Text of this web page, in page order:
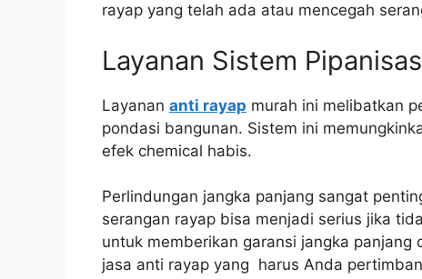
rayap yang telah ada atau mencegah
Layanan Sistem
Layanan anti rayap murah ini melibatkan
pondasi bangunan. Sistem ini
efek chemical habis.
Perlindungan jangka panjang sangat
serangan rayap bisa menjadi serius jika
untuk memberikan garansi jangka
jasa anti rayap yang harus Anda